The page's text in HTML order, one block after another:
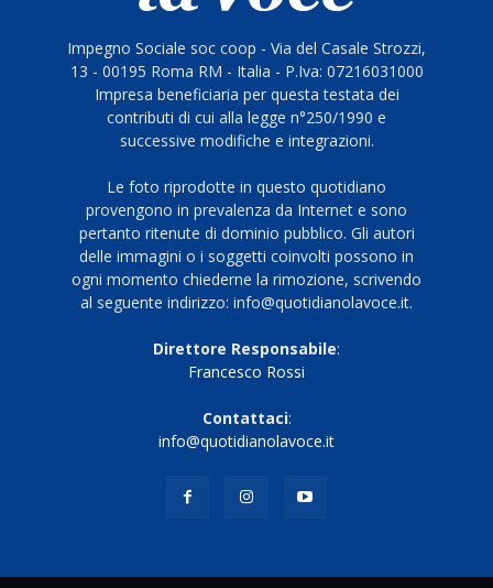
Impegno Sociale soc coop - Via del Casale Strozzi,
13 - 00195 Roma RM - Italia - P.Iva: 07216031000
Impresa beneficiaria per questa testata dei
contributi di cui alla legge n°250/1990 e
successive modifiche e integrazioni.
Le foto riprodotte in questo quotidiano
provengono in prevalenza da Internet e sono
pertanto ritenute di dominio pubblico. Gli autori
delle immagini o i soggetti coinvolti possono in
ogni momento chiederne la rimozione, scrivendo
al seguente indirizzo: info@quotidianolavoce.it.
Direttore Responsabile:
Francesco Rossi
Contattaci:
info@quotidianolavoce.it